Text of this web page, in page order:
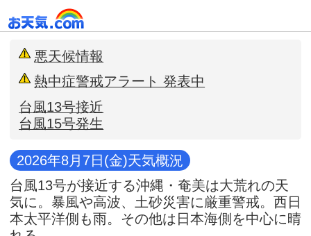
悪天候情報
熱中症警戒アラート 発表中
台風13号接近
台風15号発生
2026年8月7日(金)天気概況
台風13号が接近する沖縄・奄美は大荒れの天
気に。暴風や高波、土砂災害に厳重警戒。西日
本太平洋側も雨。その他は日本海側を中心に晴